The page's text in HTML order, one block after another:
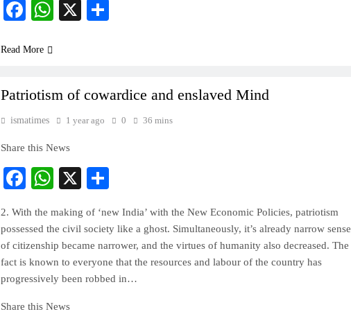
Facebook
WhatsApp
X
Read More
Patriotism of cowardice and enslaved Mind
ismatimes 1 year ago 0 36 mins
Share this News
Facebook
WhatsApp
X
2. With the making of ‘new India’ with the New Economic Policies, patriotism
possessed the civil society like a ghost. Simultaneously, it’s already narrow sense
of citizenship became narrower, and the virtues of humanity also decreased. The
fact is known to everyone that the resources and labour of the country has
progressively been robbed in…
Share this News